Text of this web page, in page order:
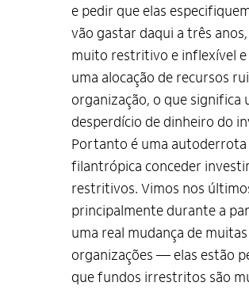
e pedir que elas
vão gastar daqui a três
muito restritivo e inflexível e
uma alocação de recursos
organização, o que significa
desperdício de dinheiro do
Portanto é uma autoderrota
filantrópica conceder
restritivos. Vimos nos
principalmente durante a
uma real mudança de muitas
organizações — elas estão
que fundos irrestritos são